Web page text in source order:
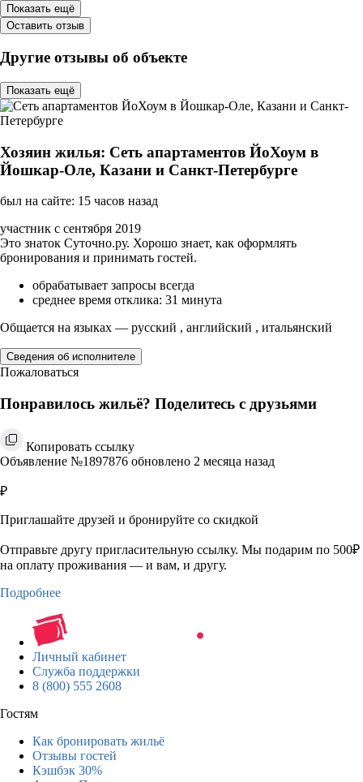
Показать ещё
Оставить отзыв
Другие отзывы об объекте
Показать ещё
Хозяин жилья: Сеть апартаментов ЙоХоум в
Йошкар-Оле, Казани и Санкт-Петербурге
был на сайте: 15 часов назад
участник с сентября 2019
Это знаток Суточно.ру. Хорошо знает, как оформлять
бронирования и принимать гостей.
обрабатывает запросы всегда
среднее время отклика: 31 минута
Общается на языках — русский , английский , итальянский
Сведения об исполнителе
Пожаловаться
Понравилось жильё? Поделитесь с друзьями
Копировать ссылку
Объявление №1897876 обновлено 2 месяца назад
₽
Приглашайте друзей и бронируйте со скидкой
Отправьте другу пригласительную ссылку. Мы подарим по 500₽
на оплату проживания — и вам, и другу.
Подробнее
Личный кабинет
Служба поддержки
8 (800) 555 2608
Гостям
Как бронировать жильё
Отзывы гостей
Кэшбэк 30%